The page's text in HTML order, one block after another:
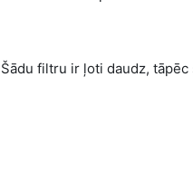
filtru ir ļoti daudz,